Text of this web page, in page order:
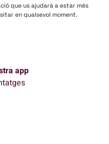
que us ajudarà a estar més
en qualsevol moment.
app